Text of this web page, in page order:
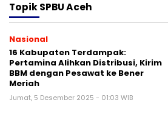
TopikSPBU Aceh
Nasional
16 Kabupaten Terdampak:
Pertamina Alihkan Distribusi, Kirim
BBM dengan Pesawat ke Bener
Meriah
Jumat, 5 Desember 2025 - 01:03 WIB